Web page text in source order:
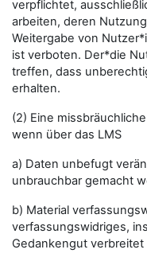
verpflichtet,
arbeiten, deren
Weitergabe von
ist verboten. Der*die
treffen, dass
erhalten.
(2) Eine
wenn über das LMS
a) Daten unbefugt
unbrauchbar gemacht
b) Material
verfassungswidriges,
Gedankengut verbreitet